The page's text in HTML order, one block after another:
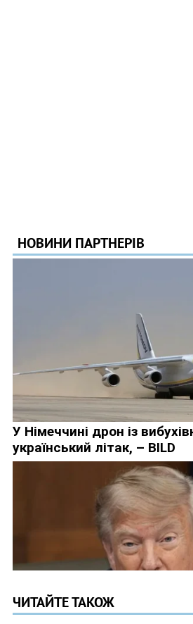
ЧИТАЙТЕ ТАКОЖ